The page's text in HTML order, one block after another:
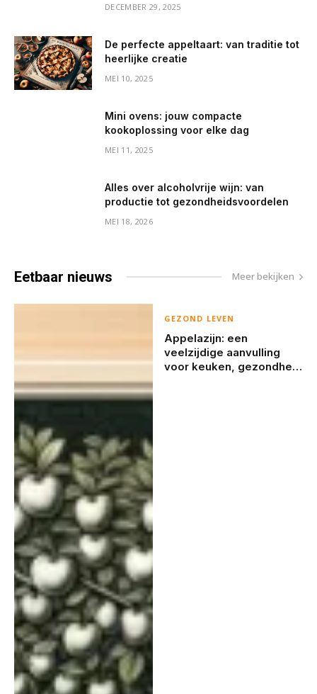
DECEMBER 29, 2025
De perfecte appeltaart: van traditie tot
heerlijke creatie
MEI 10, 2025
Mini ovens: jouw compacte
kookoplossing voor elke dag
MEI 11, 2025
Alles over alcoholvrije wijn: van
productie tot gezondheidsvoordelen
MEI 18, 2026
Eetbaar nieuws Meer bekijken
GEZOND LEVEN
Appelazijn: een
veelzijdige aanvulling
voor keuken, gezondheid